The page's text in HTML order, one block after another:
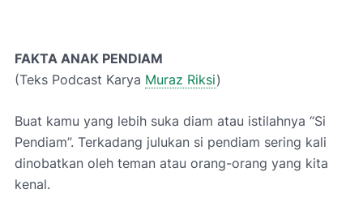
FAKTA ANAK PENDIAM
(Teks Podcast Karya Muraz Riksi)
Buat kamu yang lebih suka diam atau istilahnya “Si
Pendiam”. Terkadang julukan si pendiam sering kali
dinobatkan oleh teman atau orang-orang yang kita
kenal.